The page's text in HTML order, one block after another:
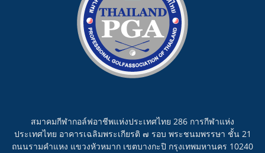
สมาคมกีฬากอล์ฟอาชีพแห่งประเทศไทย 286 การกีฬาแห่ง
ประเทศไทย อาคารเฉลิมพระเกียรติ ๗ รอบ พระชนมพรรษา ชั้น 21
ถนนรามคำแหง แขวงหัวหมาก เขตบางกะปิ กรุงเทพมหานคร 10240